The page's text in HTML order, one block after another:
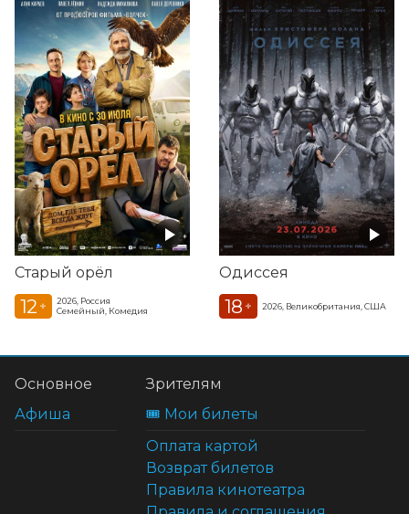
Старый орёл
12 +
2026, Россия
Семейный, Комедия
Одиссея
18 + 2026, Великобритания, США
Основное
Афиша
Зрителям
🎟️ Мои билеты
Оплата картой
Возврат билетов
Правила кинотеатра